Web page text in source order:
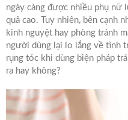
ngày càng được nhiều phụ
quả cao. Tuy nhiên, bên cạnh
kinh nguyệt hay phòng tránh
người dùng lại lo lắng về tình
rụng tóc khi dùng biện pháp
ra hay không?